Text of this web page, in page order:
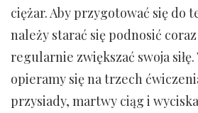
ciężar. Aby przygotować się do
należy starać się podnosić
regularnie zwiększać swoja
opieramy się na trzech
przysiady, martwy ciąg i